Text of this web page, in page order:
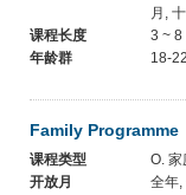
月,
课程长度
3 ~ 8
年龄群
18-
Family Programme
课程类型
O. 家
开放月
全年,